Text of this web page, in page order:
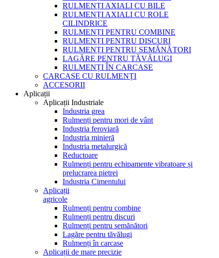
RULMENȚI AXIALI CU BILE
RULMENȚI AXIALI CU ROLE
CILINDRICE
RULMENȚI PENTRU COMBINE
RULMENȚI PENTRU DISCURI
RULMENȚI PENTRU SEMĂNĂTORI
LAGĂRE PENTRU TĂVĂLUGI
RULMENȚI ÎN CARCASE
CARCASE CU RULMENȚI
ACCESORII
Aplicații
Aplicații Industriale
Industria grea
Rulmenți pentru mori de vânt
Industria feroviară
Industria minieră
Industria metalurgică
Reductoare
Rulmenți pentru echipamente vibratoare și
prelucrarea pietrei
Industria Cimentului
Aplicații
agricole
Rulmenți pentru combine
Rulmenți pentru discuri
Rulmenți pentru semănători
Lagăre pentru tăvălugi
Rulmenți în carcase
Aplicații de mare precizie